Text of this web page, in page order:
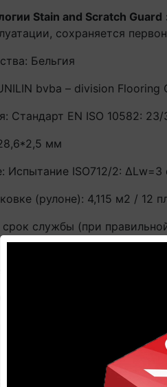
Stain and Scratch Guard
сохраняется
Бельгия
bvba – division Flooring
Стандарт EN ISO 10582: 23/
мм
Испытание ISO712/2: ∆Lw=3
(рулоне): 4,115 м2 / 12
службы (при
пожизненной в домашнем
по периметру доски
кг/упак
(способ укладки): Клеевой
Структура
Длинный и широкий